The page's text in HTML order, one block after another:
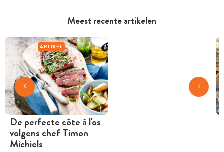
Meest recente artikelen
ARTIKEL
De perfecte côte à l'os
volgens chef Timon
Michiels